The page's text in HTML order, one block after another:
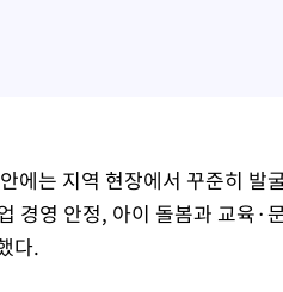
에는 지역 현장에서 꾸준히
경영 안정, 아이 돌봄과 교육·
다.